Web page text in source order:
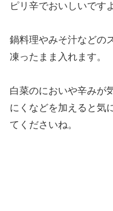
ピリ辛でおいしいです
鍋料理やみそ汁などの
凍ったまま入れます。
白菜のにおいや辛みが
にくなどを加えると気
てくださいね。